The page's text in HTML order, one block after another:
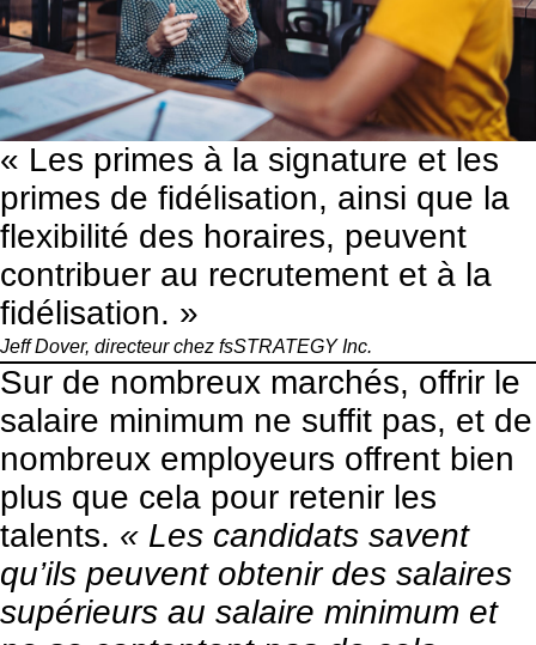
« Les primes à la signature et les
primes de fidélisation, ainsi que la
flexibilité des horaires, peuvent
contribuer au recrutement et à la
fidélisation. »
Jeff Dover, directeur chez fsSTRATEGY Inc.
Sur de nombreux marchés, offrir le
salaire minimum ne suffit pas, et de
nombreux employeurs offrent bien
plus que cela pour retenir les
talents. « Les candidats savent
qu’ils peuvent obtenir des salaires
supérieurs au salaire minimum et